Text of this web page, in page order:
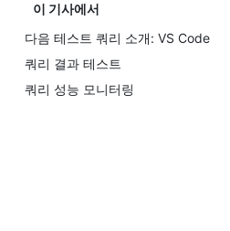
이 기사에서
다음 테스트 쿼리 소개: VS Code
쿼리 결과 테스트
쿼리 성능 모니터링